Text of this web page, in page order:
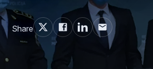
Share